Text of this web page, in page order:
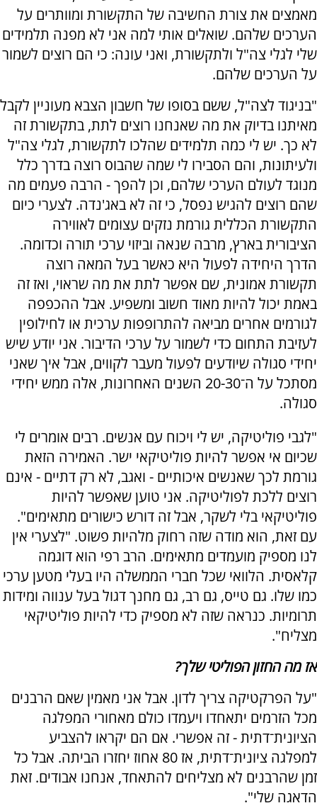
מאמצים את צורת החשיבה של התקשורת ומוותרים על
הערכים שלהם. שואלים אותי למה אני לא מפנה תלמידים
שלי לגלי צה"ל ולתקשורת, ואני עונה: כי הם רוצים לשמור
על הערכים שלהם.
"בניגוד לצה"ל, ששם בסופו של חשבון הצבא מעוניין לקבל
מאיתנו בדיוק את מה שאנחנו רוצים לתת, בתקשורת זה
לא כך. יש לי כמה תלמידים שהלכו לתקשורת, לגלי צה"ל
ולעיתונות, והם הסבירו לי שמה שהבוס רוצה בדרך כלל
מנוגד לעולם הערכי שלהם, וכן להפך - הרבה פעמים מה
שהם רוצים להגיש נפסל, כי זה לא באג'נדה. לצערי כיום
התקשורת הכללית גורמת נזקים עצומים לאווירה
הציבורית בארץ, מרבה שנאה וביזוי ערכי תורה וכדומה.
הדרך היחידה לפעול היא כאשר בעל המאה רוצה
תקשורת אמונית, שם אפשר לתת את מה שראוי, ואז זה
באמת יכול להיות מאוד חשוב ומשפיע. אבל ההכפפה
לגורמים אחרים מביאה להתרופפות ערכית או לחילופין
לעזיבת התחום כדי לשמור על ערכי הדיבור. אני יודע שיש
יחידי סגולה שיודעים לפעול מעבר לקווים, אבל איך שאני
מסתכל על ה־20-­30 השנים האחרונות, אלה ממש יחידי
סגולה.
"לגבי פוליטיקה, יש לי ויכוח עם אנשים. רבים אומרים לי
שכיום אי אפשר להיות פוליטיקאי ישר. האמירה הזאת
גורמת לכך שאנשים איכותיים - ואגב, לא רק דתיים - אינם
רוצים ללכת לפוליטיקה. אני טוען שאפשר להיות
פוליטיקאי בלי לשקר, אבל זה דורש כישורים מתאימים".
עם זאת, הוא מודה שזה רחוק מלהיות פשוט. "לצערי אין
לנו מספיק מועמדים מתאימים. הרב רפי הוא דוגמה
קלאסית. הלוואי שכל חברי הממשלה היו בעלי מטען ערכי
כמו שלו. גם טייס, גם רב, גם מחנך דגול בעל ענווה ומידות
תרומיות. כנראה שזה לא מספיק כדי להיות פוליטיקאי
מצליח".
אז מה החזון הפוליטי שלך?
"על הפרקטיקה צריך לדון. אבל אני מאמין שאם הרבנים
מכל הזרמים יתאחדו ויעמדו כולם מאחורי המפלגה
הציונית־דתית - זה אפשרי. אם הם יקראו להצביע
למפלגה ציונית־דתית, אז 80 אחוז יחזרו הביתה. אבל כל
זמן שהרבנים לא מצליחים להתאחד, אנחנו אבודים. זאת
הדאגה שלי".